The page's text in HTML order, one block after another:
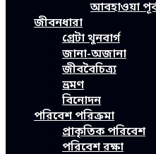
আবহাওয়া
জীবনধারা
গ্রেটা থুনবার্গ
জানা-অজানা
জীববৈচিত্র্য
ভ্রমণ
বিনোদন
পরিবেশ পরিক্রমা
প্রাকৃতিক পরিবেশ
পরিবেশ রক্ষা